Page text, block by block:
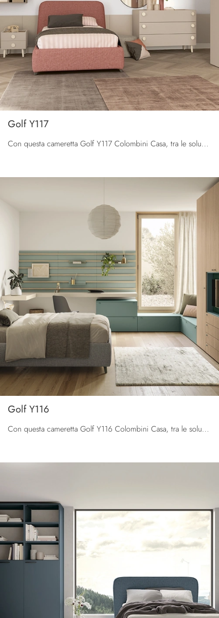
Golf Y117
Con questa cameretta Golf Y117 Colombini Casa, tra le soluzioni componibili, potrai arredare stanze moderne per ragazzi.
Golf Y116
Con questa cameretta Golf Y116 Colombini Casa, tra le soluzioni su misura, potrai arredare stanze moderne per ragazzi.